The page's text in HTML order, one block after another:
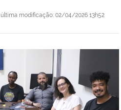
última modificação: 02/04/2026 13h52